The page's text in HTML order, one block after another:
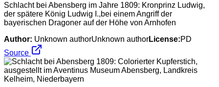
Schlacht bei Abensberg im Jahre 1809: Kronprinz Ludwig,
der spätere König Ludwig I.,bei einem Angriff der
bayerischen Dragoner auf der Höhe von Arnhofen
Author: Unknown authorUnknown authorLicense:PD
Source